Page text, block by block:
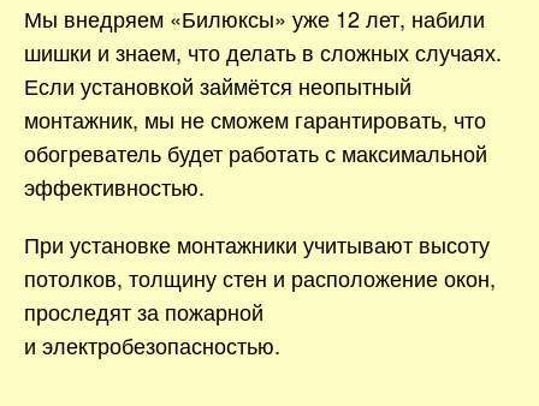
Мы внедряем «Билюксы» уже 12 лет, набили
шишки и знаем, что делать в сложных случаях.
Если установкой займётся неопытный
монтажник, мы не сможем гарантировать, что
обогреватель будет работать с максимальной
эффективностью.
При установке монтажники учитывают высоту
потолков, толщину стен и расположение окон,
проследят за пожарной
и электробезопасностью.